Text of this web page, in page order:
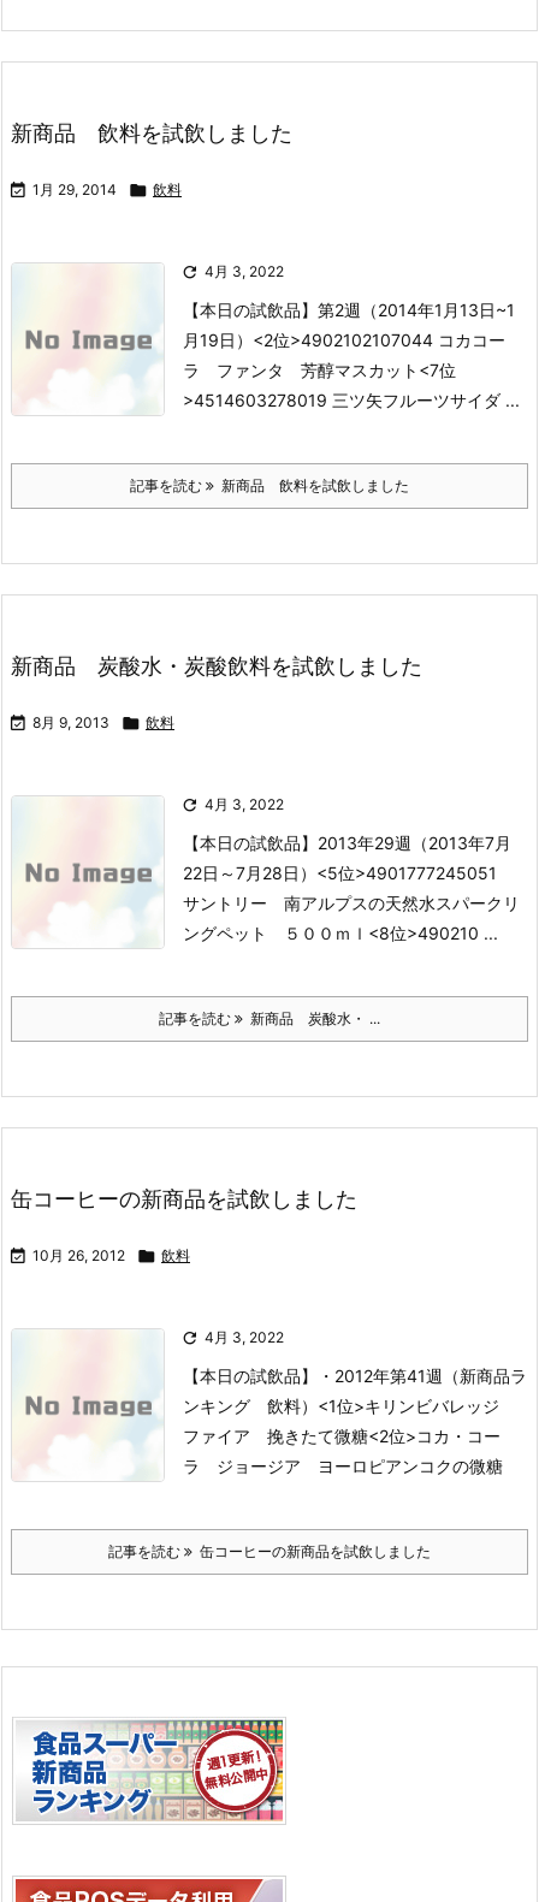
新商品 飲料を試飲しました
 1月 29, 2014  飲料
 4月 3, 2022
【本日の試飲品】第2週（2014年1月13日~1
月19日） <2位>4902102107044 コカコー
ラ ファンタ 芳醇マスカット <7位
>4514603278019 三ツ矢フルーツサイダ ...
記事を読む 新商品 飲料を試飲しました
新商品 炭酸水・炭酸飲料を試飲しました
 8月 9, 2013  飲料
 4月 3, 2022
【本日の試飲品】2013年29週（2013年7月
22日～7月28日） <5位>4901777245051
サントリー 南アルプスの天然水スパークリ
ングペット ５００ｍｌ <8位>490210 ...
記事を読む 新商品 炭酸水・ ...
缶コーヒーの新商品を試飲しました
 10月 26, 2012  飲料
 4月 3, 2022
【本日の試飲品】
・2012年第41週（新商品ラ
ンキング 飲料） <1位>キリンビバレッジ
ファイア 挽きたて微糖<2位>コカ・コー
ラ ジョージア ヨーロピアンコクの微糖
記事を読む 缶コーヒーの新商品を試飲しました